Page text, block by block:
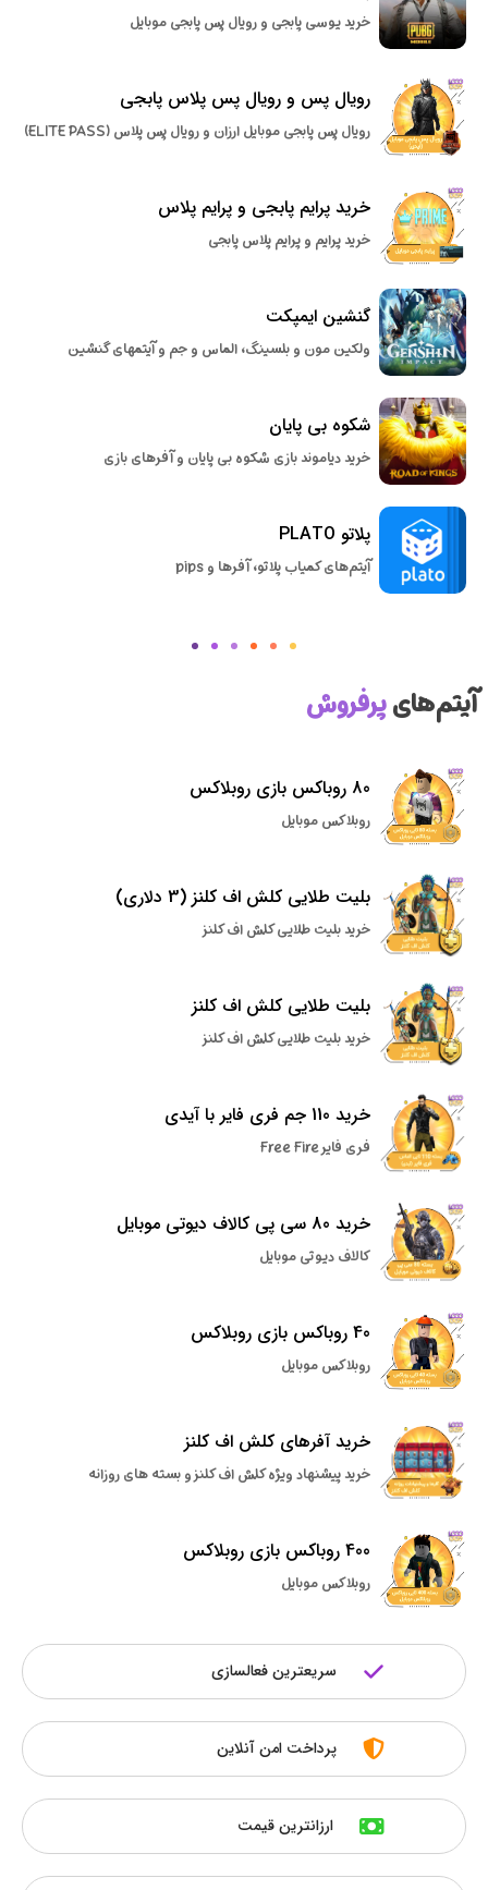
خرید یوسی پابجی و رویال پس پابجی موبایل
رویال پس و رویال پس پلاس پابجی
رویال پس پابجی موبایل ارزان و رویال پس پلاس (ELITE PASS)
خرید پرایم پابجی و پرایم پلاس
خرید پرایم و پرایم پلاس پابجی
گنشین ایمپکت
ولکین مون و بلسینگ، الماس و جم و آیتمهای گنشین
شکوه بی پایان
خرید دیاموند بازی شکوه بی پایان و آفرهای بازی
پلاتو PLATO
آیتم‌های کمیاب پلاتو، آفرها و pips
آیتم‌هایپرفروش
80 روباکس بازی روبلاکس
روبلاکس موبایل
بلیت طلایی کلش اف کلنز (3 دلاری)
خرید بلیت طلایی کلش اف کلنز
بلیت طلایی کلش اف کلنز
خرید بلیت طلایی کلش اف کلنز
خرید 110 جم فری فایر با آیدی
فری فایر Free Fire
خرید 80 سی پی کالاف دیوتی موبایل
کالاف دیوتی موبایل
40 روباکس بازی روبلاکس
روبلاکس موبایل
خرید آفرهای کلش اف کلنز
خرید پیشنهاد ویژه کلش اف کلنز و بسته های روزانه
400 روباکس بازی روبلاکس
روبلاکس موبایل
سریعترین فعالسازی
پرداخت امن آنلاین
ارزانترین قیمت